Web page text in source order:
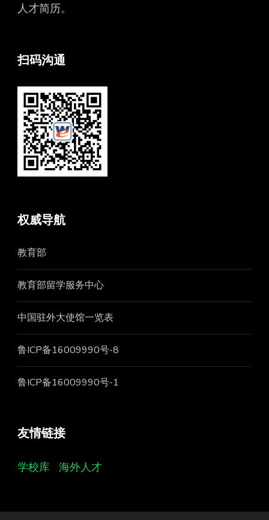
人才简历。
扫码沟通
权威导航
教育部
教育部留学服务中心
中国驻外大使馆一览表
鲁ICP备16009990号-8
鲁ICP备16009990号-1
友情链接
学校库 海外人才